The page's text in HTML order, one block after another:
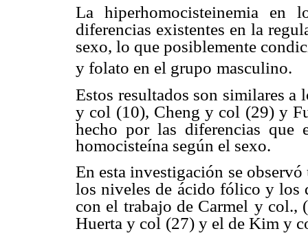
La hiperhomocisteinemia en
diferencias existentes en la
sexo, lo que posiblemente
y folato en el grupo masculino.
Estos resultados son similares a
y col (10), Cheng y col (29) y
hecho por las diferencias que
homocisteína según el sexo.
En esta investigación se
los niveles de ácido fólico y los
con el trabajo de Carmel y col.,
Huerta y col (27) y el de Kim y